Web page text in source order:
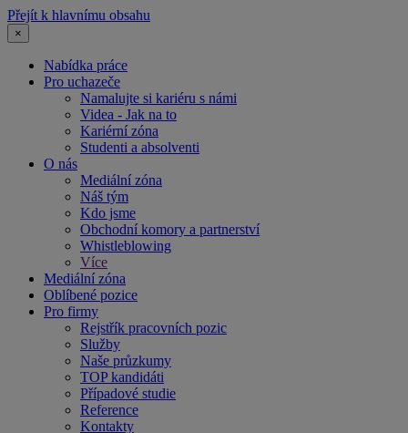
Přejít k hlavnímu obsahu
×
Nabídka práce
Pro uchazeče
Namalujte si kariéru s námi
Videa - Jak na to
Kariérní zóna
Studenti a absolventi
O nás
Mediální zóna
Náš tým
Kdo jsme
Obchodní komory a partnerství
Whistleblowing
Více
Mediální zóna
Oblíbené pozice
Pro firmy
Rejstřík pracovních pozic
Služby
Naše průzkumy
TOP kandidáti
Případové studie
Reference
Kontakty